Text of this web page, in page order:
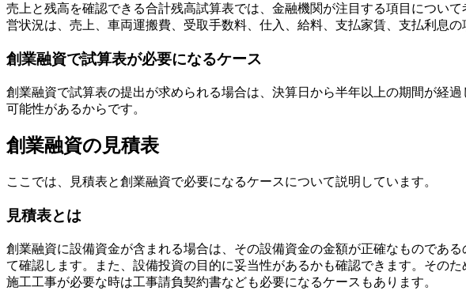
売上と残高を確認できる合計残高試算表では、金融機関が注目する項目について
営状況は、売上、車両運搬費、受取手数料、仕入、給料、支払家賃、支払利息の
創業融資で試算表が必要になるケース
創業融資で試算表の提出が求められる場合は、決算日から半年以上の期間が経過
可能性があるからです。
創業融資の見積表
ここでは、見積表と創業融資で必要になるケースについて説明しています。
見積表とは
創業融資に設備資金が含まれる場合は、その設備資金の金額が正確なものであ
て確認します。また、設備投資の目的に妥当性があるかも確認できます。そのた
施工工事が必要な時は工事請負契約書なども必要になるケースもあります。